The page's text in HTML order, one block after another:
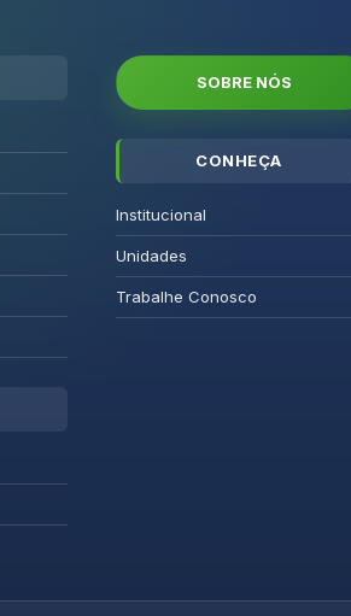
SOBRE NÓS
CONHEÇA
Institucional
Unidades
Trabalhe Conosco